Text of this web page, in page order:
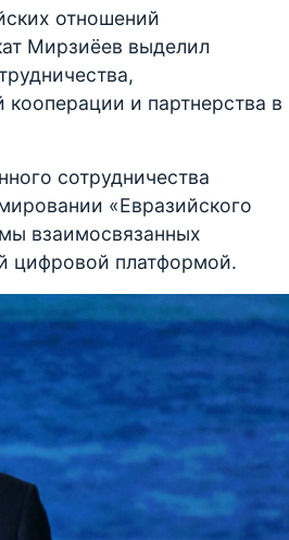
отношений
Мирзиёев выделил
и партнерства в
сотрудничества
«Евразийского
взаимосвязанных
цифровой платформой.